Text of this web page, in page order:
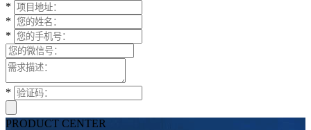
*
*
*
*
PRODUCT CENTER